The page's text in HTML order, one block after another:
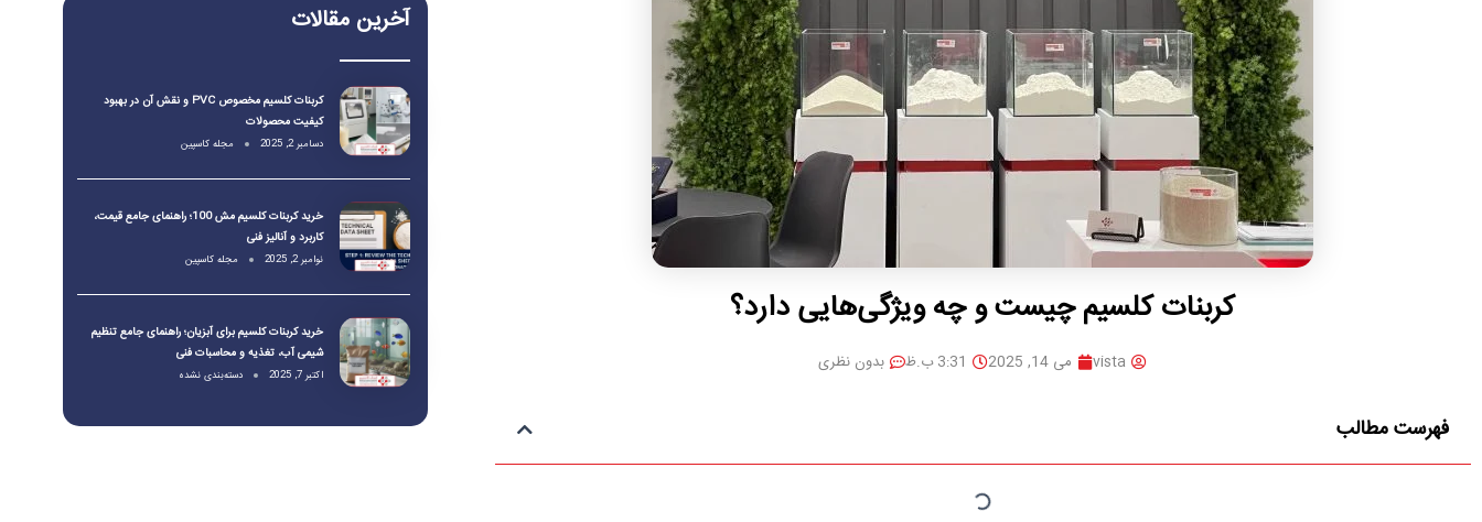
کربنات کلسیم چیست و چه ویژگی‌هایی دارد؟
vista می 14, 2025 3:31 ب.ظ بدون نظری
فهرست مطالب
آخرین مقالات
کربنات کلسیم مخصوص PVC و نقش آن در بهبود
کیفیت محصولات
دسامبر 2, 2025 مجله کاسپین
خرید کربنات کلسیم مش 100؛ راهنمای جامع قیمت،
کاربرد و آنالیز فنی
نوامبر 2, 2025 مجله کاسپین
خرید کربنات کلسیم برای آبزیان؛ راهنمای جامع تنظیم
شیمی آب، تغذیه و محاسبات فنی
اکتبر 7, 2025 دسته‌بندی نشده